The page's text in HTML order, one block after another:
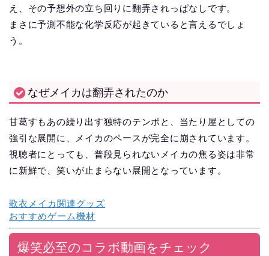
え、その予想外の立ち回りに翻弄されっぱなしです。
まさに予測不能な化学反応が起きていると言えるでしょ
う。
なぜメイカは翻弄されたのか
甘葛すもあの繰り出す独特のテンポと、当たり屋としての
強引な展開に、メイカのペースが完全に崩されています。
視聴者にとっても、普段見られないメイカの焦る姿は非常
に新鮮で、笑いが止まらない展開となっています。
歌衣メイカ関連グッズ
おすすめゲーム機材
爆笑必至のコラボ動画をチェック